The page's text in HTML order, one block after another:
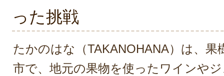
った挑戦
たかのはな（TAKANOHANA）は、果
市で、地元の果物を使ったワインや